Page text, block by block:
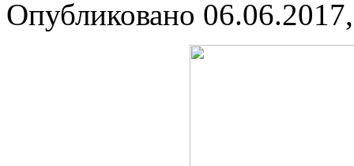
Опубликовано